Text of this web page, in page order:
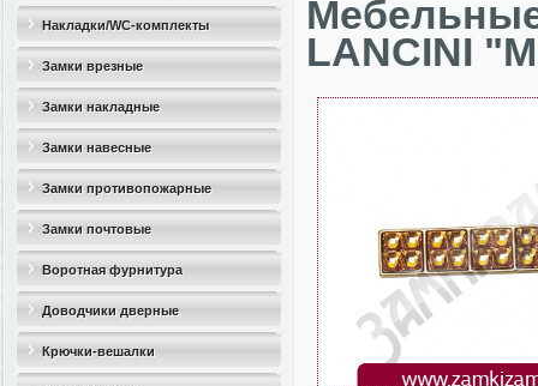
Накладки/WC-комплекты
Замки врезные
Замки накладные
Замки навесные
Замки противопожарные
Замки почтовые
Воротная фурнитура
Доводчики дверные
Крючки-вешалки
LANCINI